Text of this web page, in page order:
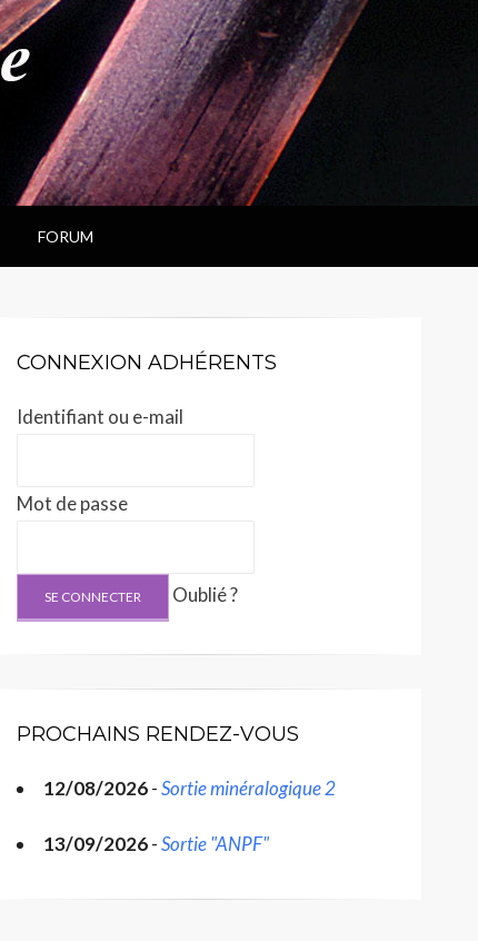
FORUM
CONNEXION ADHÉRENTS
Identifiant ou e-mail
Mot de passe
Oublié ?
PROCHAINS RENDEZ-VOUS
12/08/2026-Sortie minéralogique 2
13/09/2026-Sortie "ANPF"